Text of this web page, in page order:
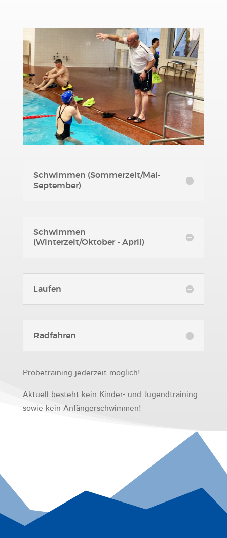
Schwimmen (Sommerzeit/Mai-
September)
Schwimmen
(Winterzeit/Oktober - April)
Laufen
Radfahren
Probetraining jederzeit möglich!
Aktuell besteht kein Kinder- und Jugendtraining
sowie kein Anfängerschwimmen!